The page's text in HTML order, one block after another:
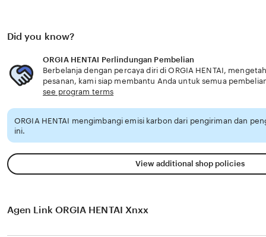
Did you know?
ORGIA HENTAI Perlindungan Pembelian
Berbelanja dengan percaya diri di ORGIA HENTAI,
pesanan, kami siap membantu Anda untuk semua
see program terms
ORGIA HENTAI mengimbangi emisi karbon dari pengiriman dan
ini.
View additional shop policies
Agen Link ORGIA HENTAI Xnxx